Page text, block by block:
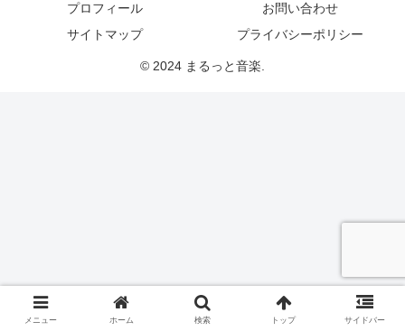
プロフィール
お問い合わせ
サイトマップ
プライバシーポリシー
© 2024 まるっと音楽.
メニュー ホーム 検索 トップ サイドバー